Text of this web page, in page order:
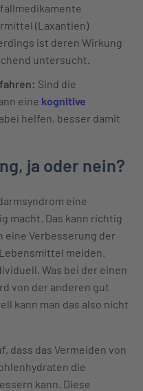
(Laxantien)
ist deren Wirkung
untersucht.
Sind die
eine kognitive
helfen, besser damit
ja oder nein?
eine
macht. Das kann richtig
eine Verbesserung der
meiden.
Was bei der einen
von der anderen gut
kann man das also nicht
dass das Vermeiden von
die
kann. Diese